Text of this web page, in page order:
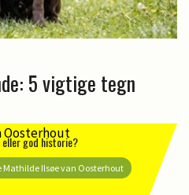
5 vigtige tegn
eller god historie?
Mathilde Ilsøe van Oosterhout